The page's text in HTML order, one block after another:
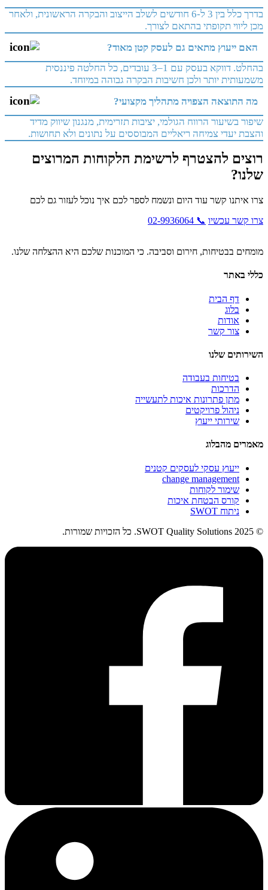
בדרך כלל בין 3 ל-6 חודשים לשלב הייצוב והבקרה הראשונית, ולאחר
מכן ליווי תקופתי בהתאם לצורך.
האם ייעוץ מתאים גם לעסק קטן מאוד?
בהחלט. דווקא בעסק עם 1–3 עובדים, כל החלטה פיננסית
משמעותית יותר ולכן חשיבות הבקרה גבוהה במיוחד.
מה התוצאה הצפויה מתהליך מקצועי?
שיפור בשיעור הרווח הגולמי, יציבות תזרימית, מנגנון שיווק מדיד
והצבת יעדי צמיחה ריאליים המבוססים על נתונים ולא תחושות.
רוצים להצטרף לרשימת הלקוחות המרוצים
שלנו?
צרו איתנו קשר עוד היום ונשמח לספר לכם איך נוכל לעזור גם לכם
צרו קשר עכשיו 📞 02-9936064
מומחים בבטיחות, חירום וסביבה. כי המוכנות שלכם היא ההצלחה שלנו.
כללי באתר
דף הבית
בלוג
אודות
צור קשר
השירותים שלנו
בטיחות בעבודה
הדרכות
מתן פתרונות איכות לתעשייה
ניהול פרויקטים
שירותי ייעוץ
מאמרים מהבלוג
ייעוץ עסקי לעסקים קטנים
change management
שימור לקוחות
קורס הבטחת איכות
ניתוח SWOT
© 2025 SWOT Quality Solutions. כל הזכויות שמורות.